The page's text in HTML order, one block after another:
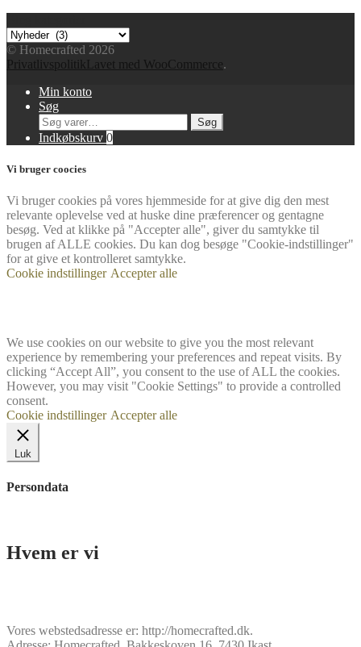
Blog
kategorier
© Homecrafted 2026
Privatlivspolitik Lavet med WooCommerce.
Min konto
Søg
Søg
efter:
Søg
Indkøbskurv 0
Vi bruger coocies
Vi bruger cookies på vores hjemmeside for at give dig den mest
relevante oplevelse ved at huske dine præferencer og gentagne
besøg. Ved at klikke på "Accepter alle", giver du samtykke til
brugen af ​​ALLE cookies. Du kan dog besøge "Cookie-indstillinger"
for at give et kontrolleret samtykke.
Cookie indstillinger Accepter alle
We use cookies on our website to give you the most relevant
experience by remembering your preferences and repeat visits. By
clicking “Accept All”, you consent to the use of ALL the cookies.
However, you may visit "Cookie Settings" to provide a controlled
consent.
Cookie indstillinger Accepter alle
Luk
Persondata
Hvem er vi
Vores webstedsadresse er: http://homecrafted.dk.